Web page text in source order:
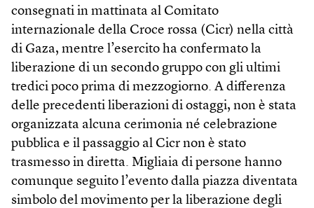
consegnati in mattinata al Comitato
internazionale della Croce rossa (Cicr) nella città
di Gaza, mentre l’esercito ha confermato la
liberazione di un secondo gruppo con gli ultimi
tredici poco prima di mezzogiorno. A differenza
delle precedenti liberazioni di ostaggi, non è stata
organizzata alcuna cerimonia né celebrazione
pubblica e il passaggio al Cicr non è stato
trasmesso in diretta. Migliaia di persone hanno
comunque seguito l’evento dalla piazza diventata
simbolo del movimento per la liberazione degli